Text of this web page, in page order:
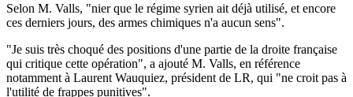
Selon M. Valls, "nier que le régime syrien ait déjà utilisé, et encore
ces derniers jours, des armes chimiques n'a aucun sens".
"Je suis très choqué des positions d'une partie de la droite française
qui critique cette opération", a ajouté M. Valls, en référence
notamment à Laurent Wauquiez, président de LR, qui "ne croit pas à
l'utilité de frappes punitives".